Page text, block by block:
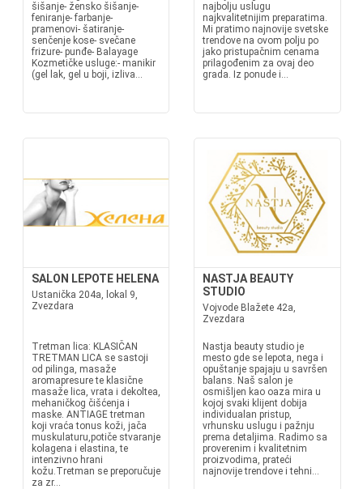
šišanje- žensko šišanje-
feniranje- farbanje-
pramenovi- šatiranje-
senčenje kose- svečane
frizure- punđe- Balayage
Kozmetičke usluge:- manikir
(gel lak, gel u boji, izliva...
najbolju uslugu
najkvalitetnijim preparatima.
Mi pratimo najnovije svetske
trendove na ovom polju po
jako pristupačnim cenama
prilagođenim za ovaj deo
grada. Iz ponude i...
SALON LEPOTE HELENA
Ustanička 204a, lokal 9,
Zvezdara
Tretman lica: KLASIČAN
TRETMAN LICA se sastoji
od pilinga, masaže
aromapresure te klasične
masaže lica, vrata i dekoltea,
mehaničkog čišćenja i
maske. ANTIAGE tretman
koji vraća tonus koži, jača
muskulaturu,potiče stvaranje
kolagena i elastina, te
intenzivno hrani
kožu.Tretman se preporučuje
za zr...
NASTJA BEAUTY
STUDIO
Vojvode Blažete 42a,
Zvezdara
Nastja beauty studio je
mesto gde se lepota, nega i
opuštanje spajaju u savršen
balans. Naš salon je
osmišljen kao oaza mira u
kojoj svaki klijent dobija
individualan pristup,
vrhunsku uslugu i pažnju
prema detaljima. Radimo sa
proverenim i kvalitetnim
proizvodima, prateći
najnovije trendove i tehni...